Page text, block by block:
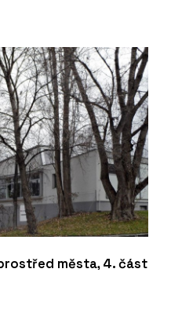
města, 4. část